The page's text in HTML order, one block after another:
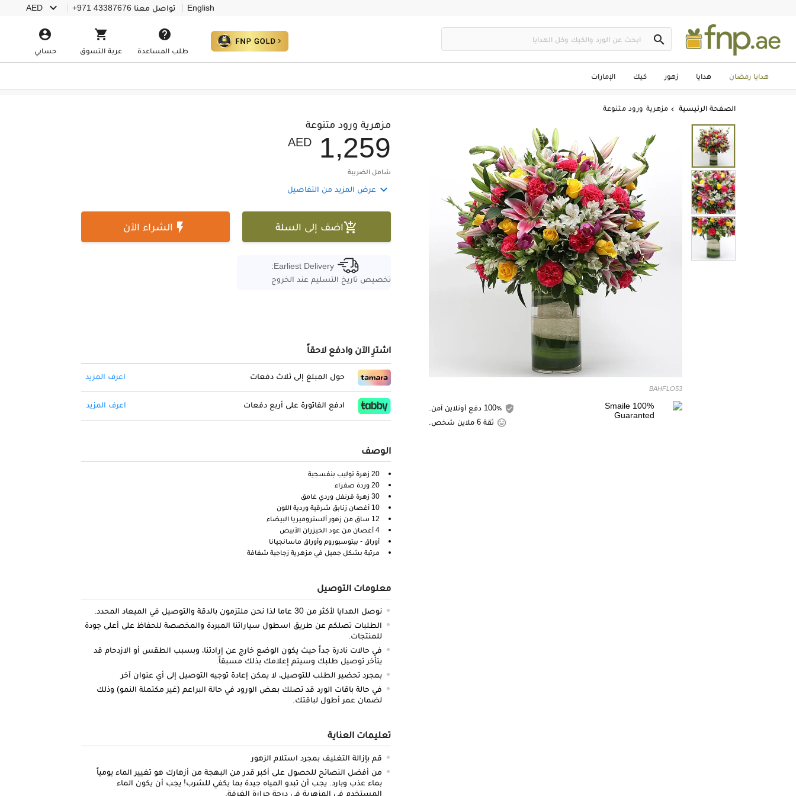
English تواصل معنا +971 43387676
AED 


طلب المساعدة

عربة التسوق

حسابي
هدايا رمضان هدايا زهور كيك الإمارات
الصفحة الرئيسية  مزهرية ورود متنوعة
BAHFLO53
ثقة 6 ملاين شخص.
مزهرية ورود متنوعة
AED 1,259
شامل الضريبة
 عرض المزيد من التفاصيل
اضف إلى السلة  الشراء الآن
Earliest Delivery:
تخصيص تاريخ التسليم عند الخروج
اشترِ الآن وادفع لاحقاً
حول المبلغ إلى ثلاث دفعات اعرف المزيد
ادفع الفاتورة على أربع دفعات اعرف المزيد
الوصف
20 زهرة توليب بنفسجية
20 وردة صفراء
30 زهرة قرنفل وردي غامق
10 أغصان زنابق شرقية وردية اللون
12 ساق من زهور ألستروميريا البيضاء
4 أغصان من عود الخيزران الأبيض
أوراق - بيتوسبوروم وأوراق ماسانجيانا
مرتبة بشكل جميل في مزهرية زجاجية شفافة
معلومات التوصيل
نوصل الهدايا لأكثر من 30 عاما لذا نحن ملتزمون بالدقة والتوصيل في الميعاد المحدد.
الطلبات تصلكم عن طريق اسطول سياراتنا المبردة والمخصصة للحفاظ على أعلى جودة
للمنتجات.
في حالات نادرة جداً حيث يكون الوضع خارج عن إرادتنا، وبسبب الطقس أو الازدحام قد
يتأخر توصيل طلبك وسيتم إعلامك بذلك مسبقاً.
بمجرد تحضير الطلب للتوصيل، لا يمكن إعادة توجيه التوصيل إلى أي عنوان آخر
في حالة باقات الورد قد تصلك بعض الورود في حالة البراعم (غير مكتملة النمو) وذلك
لضمان عمر أطول لباقتك.
تعليمات العناية
قم بإزالة التغليف بمجرد استلام الزهور
من أفضل النصائح للحصول على أكبر قدر من البهجة من أزهارك هو تغيير الماء يومياً
بماء عذب وبارد. يجب أن تبدو المياه جيدة بما يكفي للشرب! يجب أن يكون الماء
المستخدم في المزهرية في درجة حرارة الغرفة.